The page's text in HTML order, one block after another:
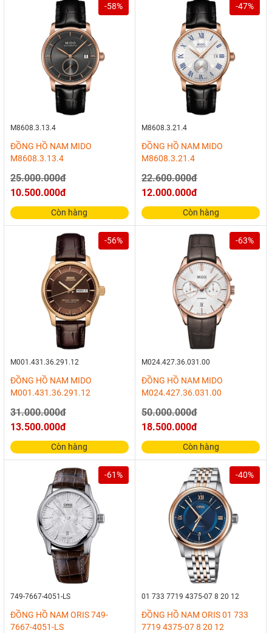
-58%
M8608.3.13.4
ĐỒNG HỒ NAM MIDO
M8608.3.13.4
25.000.000đ
10.500.000đ
Còn hàng
-47%
M8608.3.21.4
ĐỒNG HỒ NAM MIDO
M8608.3.21.4
22.600.000đ
12.000.000đ
Còn hàng
-56%
M001.431.36.291.12
ĐỒNG HỒ NAM MIDO
M001.431.36.291.12
31.000.000đ
13.500.000đ
Còn hàng
-63%
M024.427.36.031.00
ĐỒNG HỒ NAM MIDO
M024.427.36.031.00
50.000.000đ
18.500.000đ
Còn hàng
-61%
749-7667-4051-LS
ĐỒNG HỒ NAM ORIS 749-
7667-4051-LS
-40%
01 733 7719 4375-07 8 20 12
ĐỒNG HỒ NAM ORIS 01 733
7719 4375-07 8 20 12